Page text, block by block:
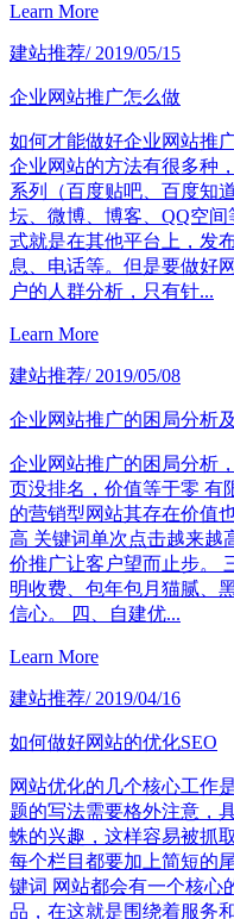
Learn More
建站推荐/ 2019/05/15
企业网站推广怎么做
如何才能做好企业网站推
企业网站的方法有很多种
系列（百度贴吧、百度知
坛、微博、博客、QQ空
式就是在其他平台上，发
息、电话等。但是要做好
户的人群分析，只有针...
Learn More
建站推荐/ 2019/05/08
企业网站推广的困局分析
企业网站推广的困局分析
页没排名，价值等于零 有
的营销型网站其存在价值
高 关键词单次点击越来越
价推广让客户望而止步。
明收费、包年包月猫腻、
信心。 四、自建优...
Learn More
建站推荐/ 2019/04/16
如何做好网站的优化SEO
网站优化的几个核心工作
题的写法需要格外注意，
蛛的兴趣，这样容易被抓
每个栏目都要加上简短的
键词 网站都会有一个核心
品，在这就是围绕着服务